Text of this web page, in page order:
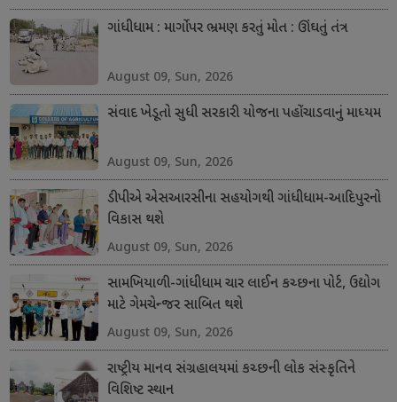
ગાંધીધામ : માર્ગો પર ભ્રમણ કરતું મોત : ઊંઘતું તંત્ર
August 09, Sun, 2026
સંવાદ ખેડૂતો સુધી સરકારી યોજના પહોંચાડવાનું માધ્યમ
August 09, Sun, 2026
ડીપીએ એસઆરસીના સહયોગથી ગાંધીધામ-આદિપુરનો
વિકાસ થશે
August 09, Sun, 2026
સામખિયાળી-ગાંધીધામ ચાર લાઈન કચ્છના પોર્ટ, ઉદ્યોગ
માટે ગેમચેન્જર સાબિત થશે
August 09, Sun, 2026
રાષ્ટ્રીય માનવ સંગ્રહાલયમાં કચ્છની લોક સંસ્કૃતિને
વિશિષ્ટ સ્થાન